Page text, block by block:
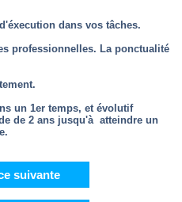
dans vos tâches.
professionnelles. La ponctualité
un 1er temps, et évolutif
de 2 ans jusqu'à atteindre un
suivante